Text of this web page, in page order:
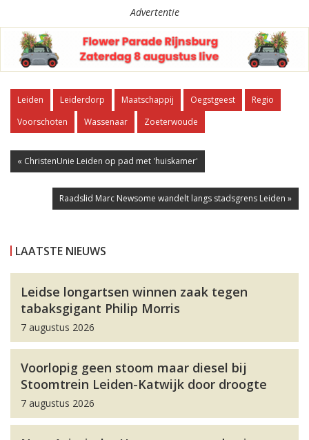
Advertentie
Leiden Leiderdorp Maatschappij Oegstgeest
Regio
Voorschoten
Wassenaar Zoeterwoude
« ChristenUnie Leiden op pad met 'huiskamer'
Raadslid Marc Newsome wandelt langs stadsgrens Leiden »
LAATSTE NIEUWS
Leidse longartsen winnen zaak tegen
tabaksgigant Philip Morris
7 augustus 2026
Voorlopig geen stoom maar diesel bij
Stoomtrein Leiden-Katwijk door droogte
7 augustus 2026